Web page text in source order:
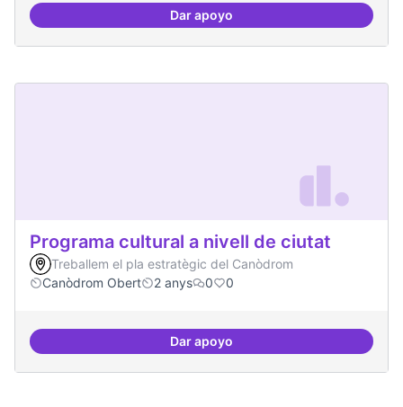
Dar apoyoPilot guifinet nivell ciutat
Programa cultural a nivell de ciutat
Treballem el pla estratègic del Canòdrom
Canòdrom Obert
2 anys 0 0
Dar apoyoPrograma cultural a nivell de